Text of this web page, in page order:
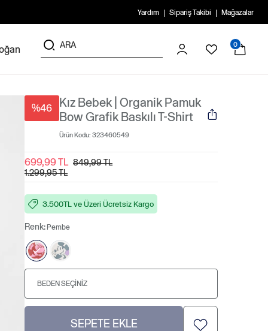
Yardım Sipariş Takibi Mağazalar
0
%46
Kız Bebek | Organik Pamuk
Bow Grafik Baskılı T-Shirt
Ürün Kodu: 323460549
699,99 TL 849,99 TL
1.299,95 TL
3.500TL ve Üzeri Ücretsiz Kargo
Renk: Pembe
BEDEN SEÇINIZ
SEPETE EKLE